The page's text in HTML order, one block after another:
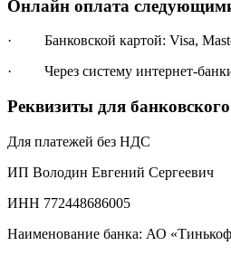
Онлайн оплата
· Банковской картой: Visa,
· Через систему интернет-
Реквизиты для банковского
Для платежей без НДС
ИП Володин Евгений Сергеевич
ИНН 772448686005
Наименование банка: АО